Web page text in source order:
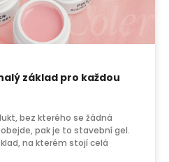
základ pro každou
bez kterého se žádná
pak je to stavební gel.
na kterém stojí celá